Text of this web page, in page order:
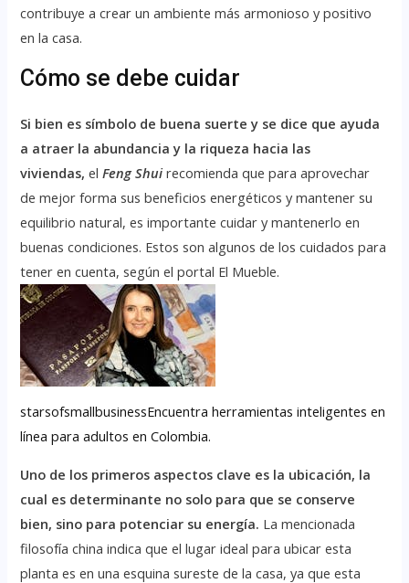
contribuye a crear un ambiente más armonioso y positivo
en la casa.
Cómo se debe cuidar
Si bien es símbolo de buena suerte y se dice que ayuda
a atraer la abundancia y la riqueza hacia las
viviendas, elFeng Shuirecomienda que para aprovechar
de mejor forma sus beneficios energéticos y mantener su
equilibrio natural, es importante cuidar y mantenerlo en
buenas condiciones. Estos son algunos de los cuidados para
tener en cuenta, según el portal El Mueble.
starsofsmallbusinessEncuentra herramientas inteligentes en
línea para adultos en Colombia.
Uno de los primeros aspectos clave es la ubicación, la
cual es determinante no solo para que se conserve
bien, sino para potenciar su energía. La mencionada
filosofía china indica que el lugar ideal para ubicar esta
planta es en una esquina sureste de la casa, ya que esta